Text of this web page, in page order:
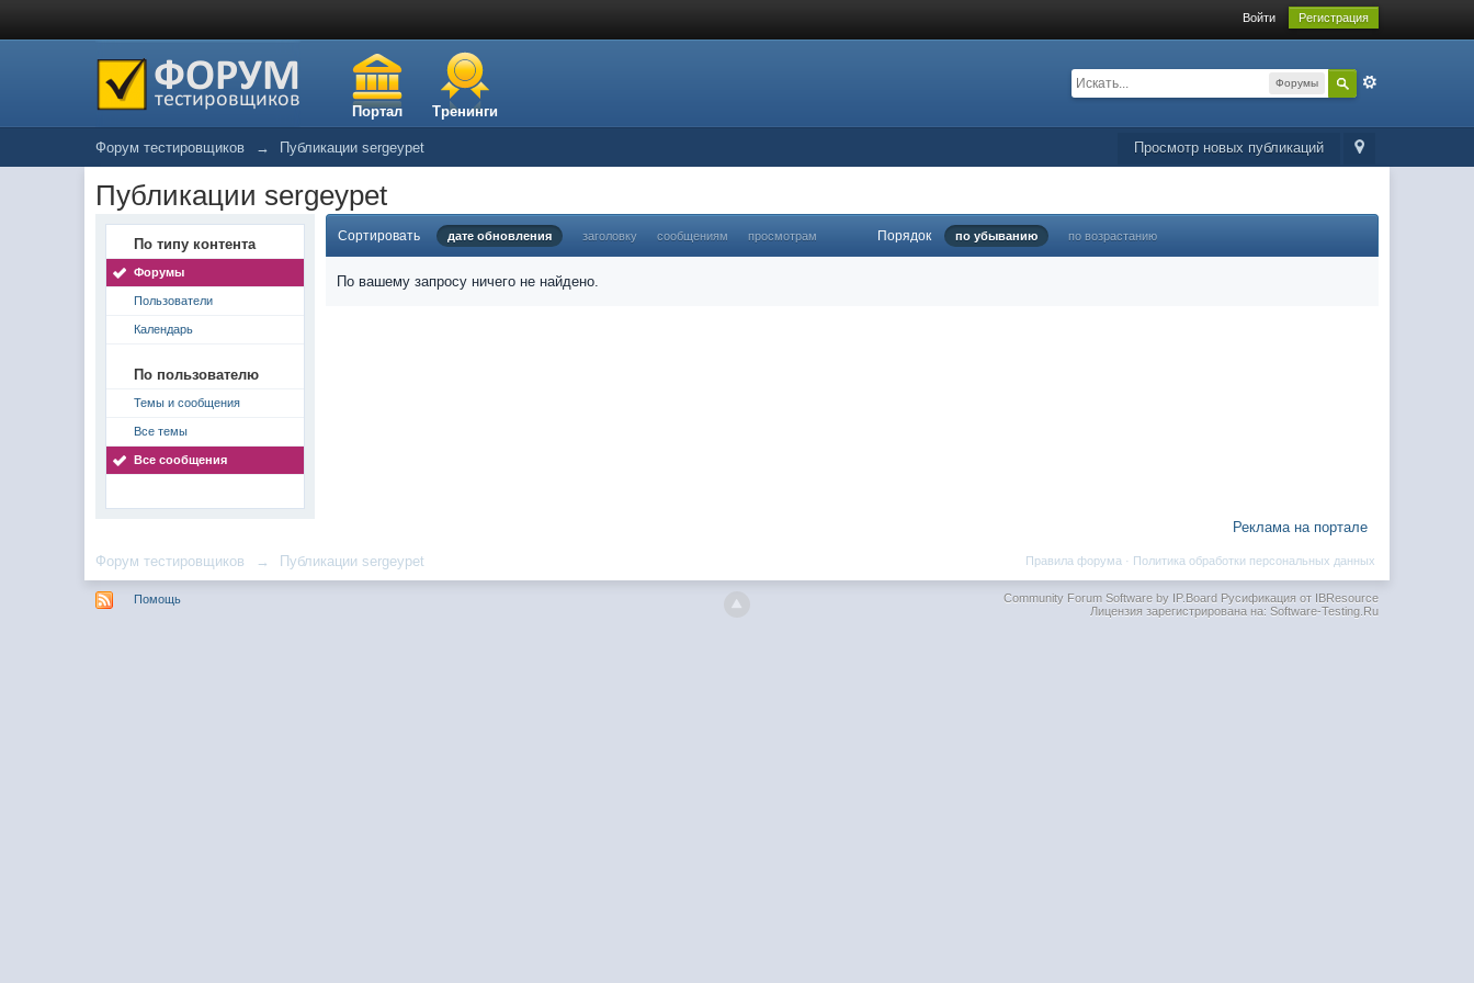
Войти Регистрация
Портал Тренинги
Форумы
Просмотр новых публикаций
Форум тестировщиков → Публикации sergeypet
Публикации sergeypet
По типу контента
Форумы
Пользователи
Календарь
По пользователю
Темы и сообщения
Все темы
Все сообщения
Сортировать дате обновления заголовку сообщениям просмотрам Порядок по убыванию по возрастанию
По вашему запросу ничего не найдено.
Реклама на портале
Форум тестировщиков → Публикации sergeypet Политика обработки персональных данных
Правила форума ·
Помощь Community Forum Software by IP.BoardРусификация от IBResource
Лицензия зарегистрирована на: Software-Testing.Ru